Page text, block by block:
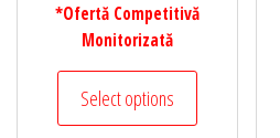
*Ofertă Competitivă
Monitorizată
Select options